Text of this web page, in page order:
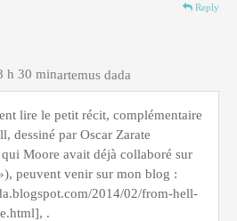
Reply
artemus dada
h 30 min
lire le petit récit, complémentaire
dessiné par Oscar Zarate
Moore avait déjà collaboré sur
peuvent venir sur mon blog :
2014/02/from-hell-
.